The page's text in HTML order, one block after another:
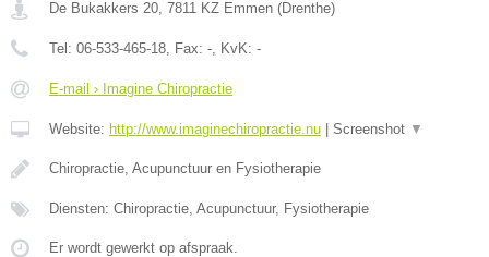
De Bukakkers 20, 7811 KZ Emmen (Drenthe)
Tel: 06-533-465-18, Fax: -, KvK: -
E-mail › Imagine Chiropractie
Website: http://www.imaginechiropractie.nu Screenshot ▼
Chiropractie, Acupunctuur en Fysiotherapie
Diensten: Chiropractie, Acupunctuur, Fysiotherapie
Er wordt gewerkt op afspraak.